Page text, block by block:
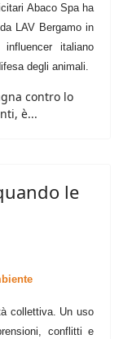
Abaco Spa ha
LAV Bergamo in
italiano
degli animali.
contro lo
è...
le
collettiva. Un uso
conflitti e